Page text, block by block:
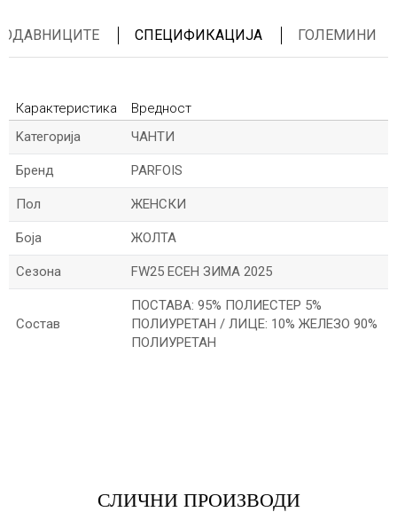
СПЕЦИФИКАЦИЈА ГОЛЕМИНИ
Карактеристика
Вредност
Kатегорија
ЧАНТИ
Бренд PARFOIS
Пол ЖЕНСКИ
Боја ЖОЛТА
Сезона FW25 ЕСЕН ЗИМА 2025
Состав
ПОСТАВА: 95% ПОЛИЕСТЕР 5%
ПОЛИУРЕТАН / ЛИЦЕ: 10% ЖЕЛЕЗО 90%
ПОЛИУРЕТАН
СЛИЧНИ ПРОИЗВОДИ